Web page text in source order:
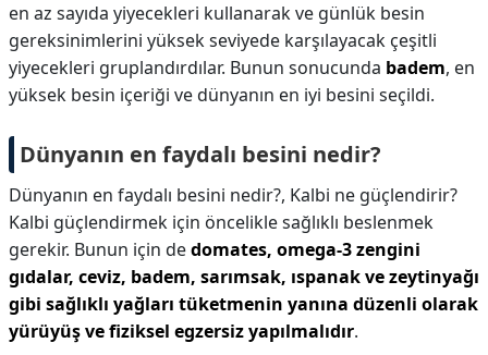
en az sayıda yiyecekleri kullanarak ve günlük besin
gereksinimlerini yüksek seviyede karşılayacak çeşitli
yiyecekleri gruplandırdılar. Bunun sonucunda badem, en
yüksek besin içeriği ve dünyanın en iyi besini seçildi.
Dünyanın en faydalı besini nedir?
Dünyanın en faydalı besini nedir?, Kalbi ne güçlendirir?
Kalbi güçlendirmek için öncelikle sağlıklı beslenmek
gerekir. Bunun için dedomates, omega-3 zengini
gıdalar, ceviz, badem, sarımsak, ıspanak ve zeytinyağı
gibi sağlıklı yağları tüketmenin yanına düzenli olarak
yürüyüş ve fiziksel egzersiz yapılmalıdır.